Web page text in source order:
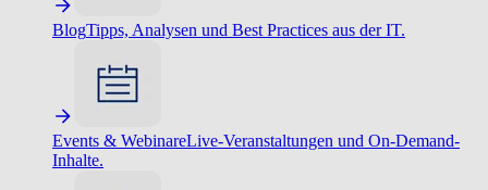
BlogTipps, Analysen und Best Practices aus der IT.
Events & WebinareLive-Veranstaltungen und On-Demand-
Inhalte.